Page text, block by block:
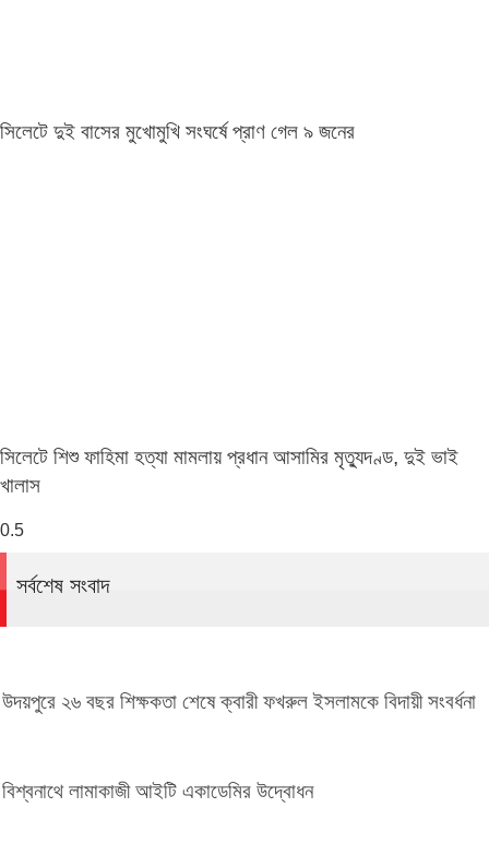
সিলেটে দুই বাসের মুখোমুখি সংঘর্ষে প্রাণ গেল ৯ জনের
সিলেটে শিশু ফাহিমা হত্যা মামলায় প্রধান আসামির মৃত্যুদণ্ড, দুই ভাই
খালাস
সর্বশেষ সংবাদ
উদয়পুরে ২৬ বছর শিক্ষকতা শেষে ক্বারী ফখরুল ইসলামকে বিদায়ী সংবর্ধনা
বিশ্বনাথে লামাকাজী আইটি একাডেমির উদ্বোধন